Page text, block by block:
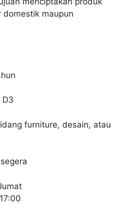
domestik maupun
D3
furniture, desain, atau